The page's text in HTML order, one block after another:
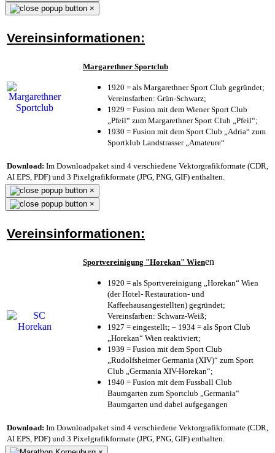
×
Vereinsinformationen:
Margarethner Sportclub
1920 = als Margarethner Sport Club gegründet;
Vereinsfarben: Grün-Schwarz;
1929 = Fusion mit dem Wiener Sport Club
„Pfeil“ zum Margarethner Sport Club „Pfeil“;
1930 = Fusion mit dem Sport Club „Adria“ zum
Sportklub Landstrasser „Amateure“
Download: Im Downloadpaket sind 4 verschiedene Vektorgrafikformate (CDR,
AI EPS, PDF) und 3 Pixelgrafikformate (JPG, PNG, GIF) enthalten.
×
×
Vereinsinformationen:
Sportvereinigung "Horekan" Wienen
1920 = als Sportvereinigung „Horekan“ Wien
(der Hotel- Restauration- und
Kaffeehausangestellten) gegründet;
Vereinsfarben: Schwarz-Weiß;
1927 = eingestellt; – 1934 = als Sport Club
„Horekan“ Wien reaktiviert;
1939 = Fusion mit dem Sport Club
„Rudolfsheimer Germania (XIV)“ zum Sport
Club „Germania XIV-Horekan“;
1940 = Fusion mit dem Fussball Club
Baumgarten zum Sportclub „Germania“
Baumgarten und dabei aufgegangen
Download: Im Downloadpaket sind 4 verschiedene Vektorgrafikformate (CDR,
AI EPS, PDF) und 3 Pixelgrafikformate (JPG, PNG, GIF) enthalten.